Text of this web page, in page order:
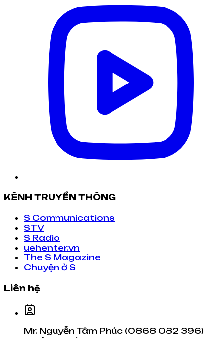
KÊNH TRUYỀN THÔNG
S Communications
STV
S Radio
uehenter.vn
The S Magazine
Chuyện ở S
Liên hệ
Mr. Nguyễn Tâm Phúc (0868 082 396)